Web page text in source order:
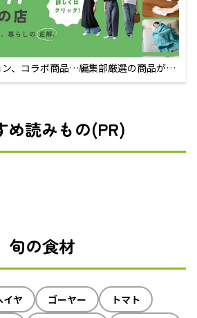
、コラボ商品…編集部厳選の商品が買
め読みもの(PR)
旬の食材
イヤ ゴーヤー
トマト